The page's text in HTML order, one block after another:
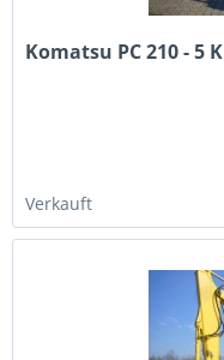
Komatsu PC 210 - 5 K
Verkauft